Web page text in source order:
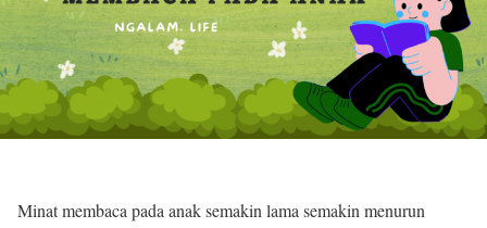
Minat membaca pada anak semakin lama semakin menurun